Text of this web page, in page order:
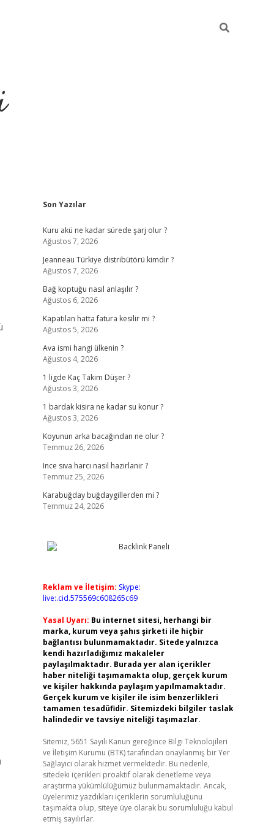
Sidebar
Son Yazılar
Kuru akü ne kadar sürede şarj olur ?
Ağustos 7, 2026
Jeanneau Türkiye distribütörü kimdir ?
Ağustos 7, 2026
Bağ koptuğu nasıl anlaşılır ?
Ağustos 6, 2026
Kapatılan hatta fatura kesilir mi ?
Ağustos 5, 2026
Ava ismi hangi ülkenin ?
Ağustos 4, 2026
1 ligde Kaç Takim Düşer ?
Ağustos 3, 2026
1 bardak kisira ne kadar su konur ?
Ağustos 3, 2026
Koyunun arka bacağından ne olur ?
Temmuz 26, 2026
Ince sıva harcı nasıl hazirlanir ?
Temmuz 25, 2026
Karabuğday buğdaygillerden mi ?
Temmuz 24, 2026
Reklam ve İletişim: Skype:
live:.cid.575569c608265c69
Yasal Uyarı: Bu internet sitesi, herhangi bir
marka, kurum veya şahıs şirketi ile hiçbir
bağlantısı bulunmamaktadır. Sitede yalnızca
kendi hazırladığımız makaleler
paylaşılmaktadır. Burada yer alan içerikler
haber niteliği taşımamakta olup, gerçek kurum
ve kişiler hakkında paylaşım yapılmamaktadır.
Gerçek kurum ve kişiler ile isim benzerlikleri
tamamen tesadüfidir. Sitemizdeki bilgiler taslak
halindedir ve tavsiye niteliği taşımazlar.
Sitemiz, 5651 Sayılı Kanun gereğince Bilgi Teknolojileri
ve İletişim Kurumu (BTK) tarafından onaylanmış bir Yer
Sağlayıcı olarak hizmet vermektedir. Bu nedenle,
sitedeki içerikleri proaktif olarak denetleme veya
araştırma yükümlülüğümüz bulunmamaktadır. Ancak,
üyelerimiz yazdıkları içeriklerin sorumluluğunu
taşımakta olup, siteye üye olarak bu sorumluluğu kabul
etmiş sayılırlar.